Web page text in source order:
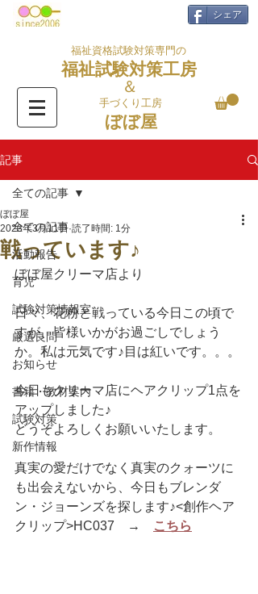
シェア
福祉資格試験対策専門の
福祉試験対策工房
＆
手づくり工房
ぼぼ屋
記事
全ての記事
活動報告
育児
試験対策情報室
厳選良問
お知らせ
書籍・教材案内
試験対策
新作情報
全ての記事
戦っています♪
ぼぼ屋
2023年3月11日 読了時間: 1分
ぼぼ屋クリーマ店より
日々、花粉と戦っている今日この頃で
すが、皆様いかがお過ごしでしょう
か。私は元気です♪目は紅いです。。。
今日もクリーマ店にヘアクリップ1点を
アップしました♪
どうぞよろしくお願いいたします。
真実の愛だけでなく真実のクォーツに
も出会えないから、今日もブレンダ
ン・ジョーンズを探します♪<創作ヘア
クリップ>HC037　→
こちら